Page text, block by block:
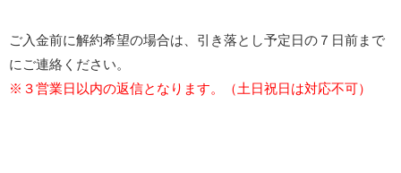
ご入金前に解約希望の場合は、引き落とし予定日の７日前まで
にご連絡ください。
※ ３営業日以内の返信となります。（土日祝日は対応不可）